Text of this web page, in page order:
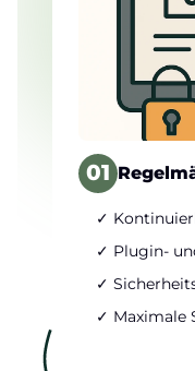
01
✓
✓ Plugin-
✓
✓ Maximale